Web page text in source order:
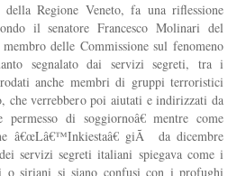
della Regione Veneto, fa una riflessione
il senatore Francesco Molinari del
delle Commissione sul fenomeno
segnalato dai servizi segreti, tra i
anche membri di gruppi terroristici
che verrebbero poi aiutati e indirizzati da
di soggiornoâ€ mentre come
â€œLâ€™Inkiestaâ€ giÃ da dicembre
servizi segreti italiani spiegava come i
o siriani si siano confusi con i profughi